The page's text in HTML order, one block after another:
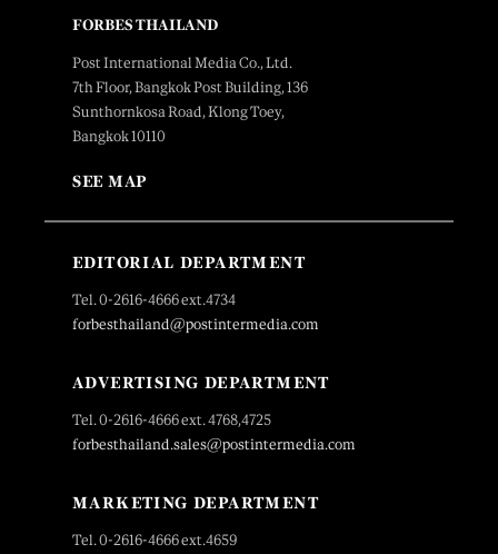
FORBES THAILAND
Post International Media Co., Ltd.
7th Floor, Bangkok Post Building, 136
Sunthornkosa Road, Klong Toey,
Bangkok 10110
SEE MAP
EDITORIAL DEPARTMENT
Tel. 0-2616-4666 ext.4734
forbesthailand@postintermedia.com
ADVERTISING DEPARTMENT
Tel. 0-2616-4666 ext. 4768,4725
forbesthailand.sales@postintermedia.com
MARKETING DEPARTMENT
Tel. 0-2616-4666 ext.4659